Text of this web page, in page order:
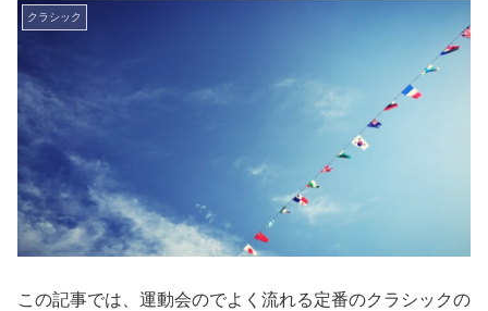
クラシック
この記事では、運動会のでよく流れる定番のクラシックの